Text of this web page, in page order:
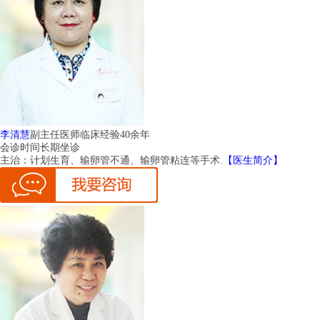
李清慧副主任医师临床经验40余年
会诊时间长期坐诊
主治： 计划生育、输卵管不通、输卵管粘连等手术. 【医生简介】